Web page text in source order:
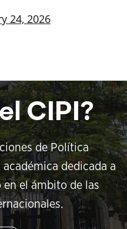
24, 2026
CIPI?
de Política
dedicada a
el ámbito de las